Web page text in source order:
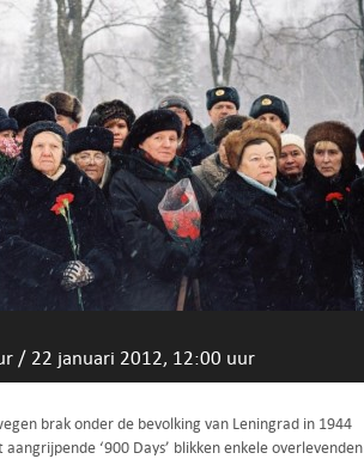
/ 22 januari 2012, 12:00 uur
brak onder de bevolking van Leningrad in 1944
‘900 Days’ blikken enkele overlevenden